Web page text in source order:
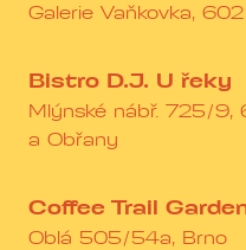
Galerie Vaňkovka,
Bistro D.J. U řeky
Mlýnské nábř. 725/9,
a Obřany
Coffee Trail
Oblá 505/54a, Brno